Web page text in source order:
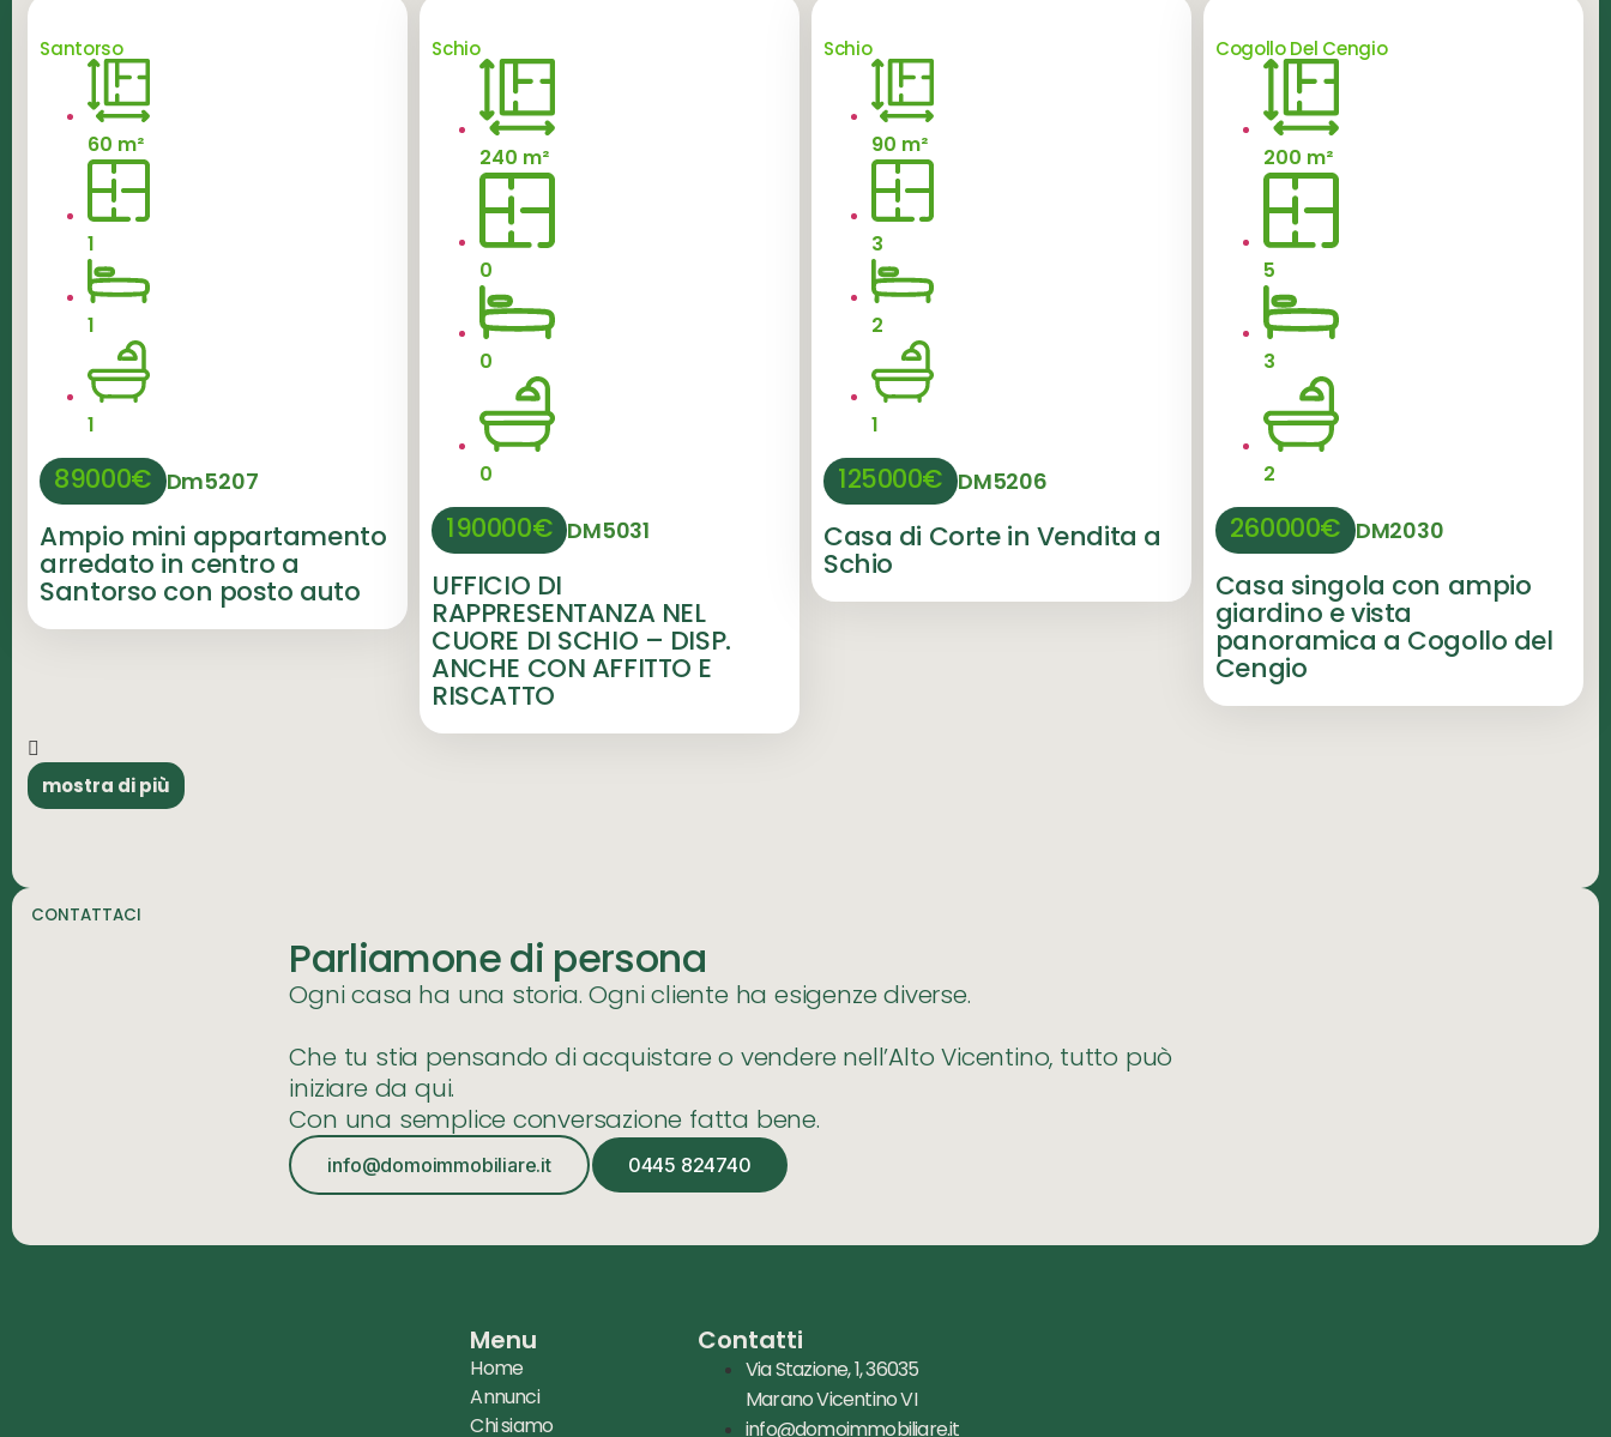
Santorso
60 m²
1
1
1
89000€ Dm5207
Ampio mini appartamento
arredato in centro a
Santorso con posto auto
Schio
240 m²
0
0
0
190000€ DM5031
UFFICIO DI
RAPPRESENTANZA NEL
CUORE DI SCHIO – DISP.
ANCHE CON AFFITTO E
RISCATTO
Schio
90 m²
3
2
1
125000€ DM5206
Casa di Corte in Vendita a
Schio
Cogollo Del Cengio
200 m²
5
3
2
260000€ DM2030
Casa singola con ampio
giardino e vista
panoramica a Cogollo del
Cengio
mostra di più
CONTATTACI
Parliamone di persona
Ogni casa ha una storia. Ogni cliente ha esigenze diverse.
Che tu stia pensando di acquistare o vendere nell’Alto Vicentino, tutto può
iniziare da qui.
Con una semplice conversazione fatta bene.
info@domoimmobiliare.it 0445 824740
Menu
Home
Annunci
Chi siamo
Contatti
Via Stazione, 1, 36035
Marano Vicentino VI
info@domoimmobiliare.it